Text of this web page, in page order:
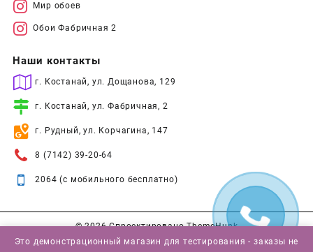
Мир обоев
Обои Фабричная 2
Наши контакты
г. Костанай, ул. Дощанова, 129
г. Костанай, ул. Фабричная, 2
г. Рудный, ул. Корчагина, 147
8 (7142) 39-20-64
2064 (с мобильного бесплатно)
© 2026Спроектировано ThemeHunk
Это демонстрационный магазин для тестирования - заказы не